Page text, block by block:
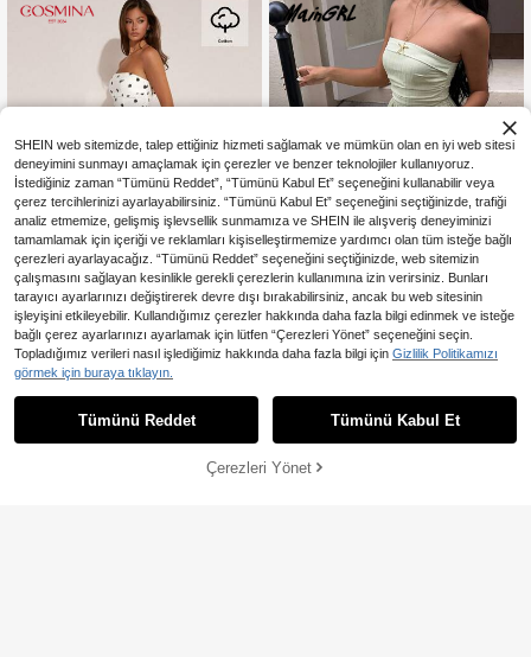
En Çok Satanlar #Noktalı Tılsım
COSMINA Kadın Şık Polka Dot Des
1.304,93TL
5
En Çok Satanlar #Parti Elbisesi
831,36TL
%49% İNDİRİM! SEPETE EKLE
SHEIN web sitemizde, talep ettiğiniz hizmeti sağlamak ve mümkün olan en iyi web sitesi
deneyimini sunmayı amaçlamak için çerezler ve benzer teknolojiler kullanıyoruz.
İstediğiniz zaman “Tümünü Reddet”, “Tümünü Kabul Et” seçeneğini kullanabilir veya
çerez tercihlerinizi ayarlayabilirsiniz. “Tümünü Kabul Et” seçeneğini seçtiğinizde, trafiği
analiz etmemize, gelişmiş işlevsellik sunmamıza ve SHEIN ile alışveriş deneyiminizi
tamamlamak için içeriği ve reklamları kişiselleştirmemize yardımcı olan tüm isteğe bağlı
çerezleri ayarlayacağız. “Tümünü Reddet” seçeneğini seçtiğinizde, web sitemizin
çalışmasını sağlayan kesinlikle gerekli çerezlerin kullanımına izin verirsiniz. Bunları
tarayıcı ayarlarınızı değiştirerek devre dışı bırakabilirsiniz, ancak bu web sitesinin
işleyişini etkileyebilir. Kullandığımız çerezler hakkında daha fazla bilgi edinmek ve isteğe
bağlı çerez ayarlarınızı ayarlamak için lütfen “Çerezleri Yönet” seçeneğini seçin.
Topladığımız verileri nasıl işlediğimiz hakkında daha fazla bilgi için Gizlilik Politikamızı
görmek için buraya tıklayın.
Tümünü Reddet Tümünü Kabul Et
Çerezleri Yönet